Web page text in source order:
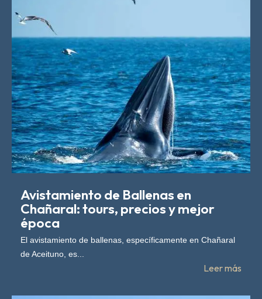
Avistamiento de Ballenas en
Chañaral: tours, precios y mejor
época
El avistamiento de ballenas, específicamente en Chañaral
de Aceituno, es...
Leer más